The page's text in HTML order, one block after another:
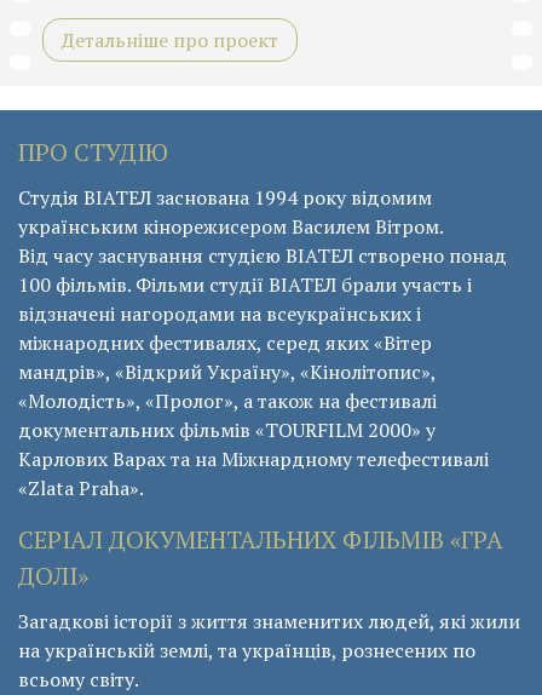
Детальніше про проект
ПРО СТУДІЮ
Студія ВІАТЕЛ заснована 1994 року відомим
українським кінорежисером Василем Вітром.
Від часу заснування студією ВІАТЕЛ створено понад
100 фільмів. Фільми студії ВІАТЕЛ брали участь і
відзначені нагородами на всеукраїнських і
міжнародних фестивалях, серед яких «Вітер
мандрів», «Відкрий Україну», «Кінолітопис»,
«Молодість», «Пролог», а також на фестивалі
документальних фільмів «ТОURFILM 2000» у
Карлових Варах та на Міжнардному телефестивалі
«Zlata Praha».
СЕРІАЛ ДОКУМЕНТАЛЬНИХ ФІЛЬМІВ «ГРА
ДОЛІ»
Загадкові історії з життя знаменитих людей, які жили
на українській землі, та українців, рознесених по
всьому світу.